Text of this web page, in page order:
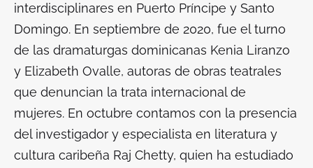
interdisciplinares en Puerto Príncipe y Santo
Domingo. En septiembre de 2020, fue el turno
de las dramaturgas dominicanas Kenia Liranzo
y Elizabeth Ovalle, autoras de obras teatrales
que denuncian la trata internacional de
mujeres. En octubre contamos con la presencia
del investigador y especialista en literatura y
cultura caribeña Raj Chetty, quien ha estudiado